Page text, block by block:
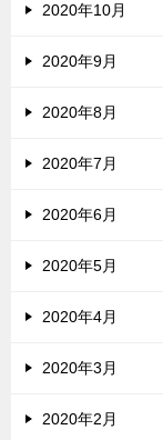
2020年10月
2020年9月
2020年8月
2020年7月
2020年6月
2020年5月
2020年4月
2020年3月
2020年2月